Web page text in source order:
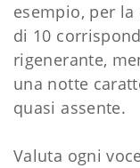
esempio, per
di 10
rigenerante,
una notte
quasi assente.
Valuta ogni